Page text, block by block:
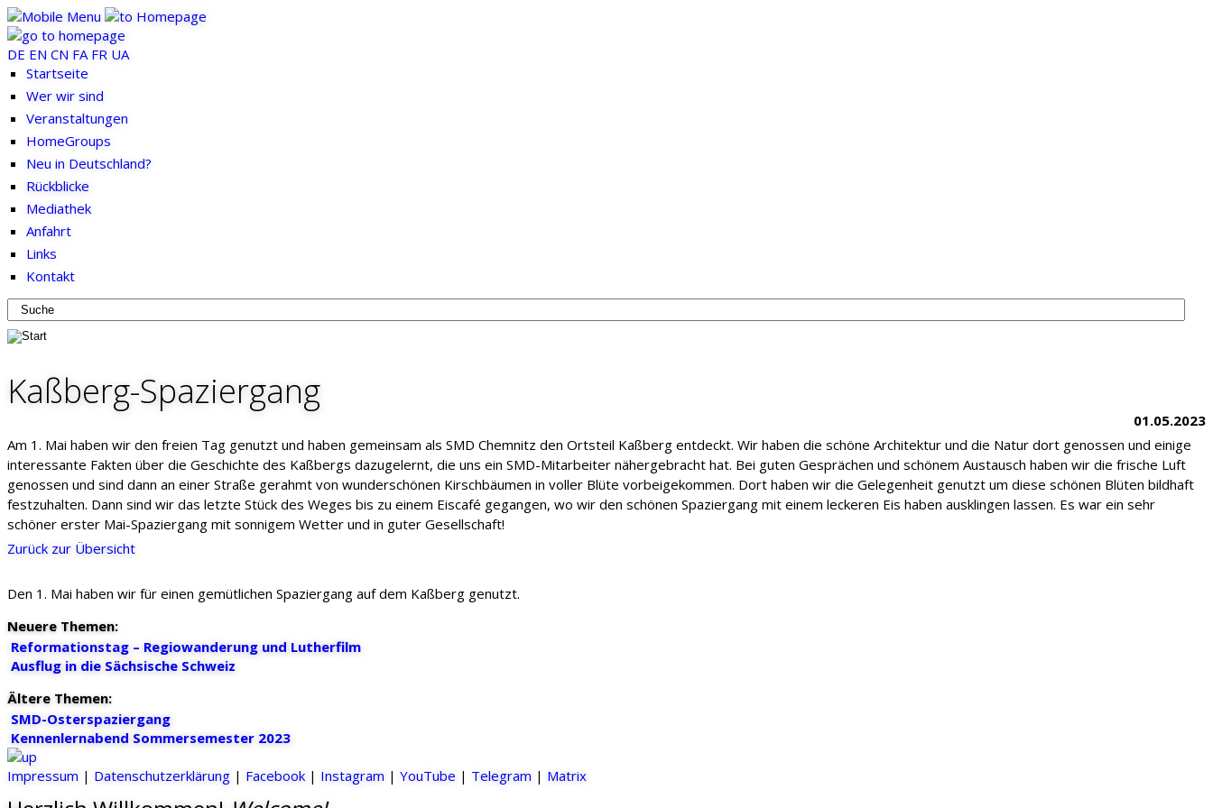
DE EN CN FA FR UA
Startseite
Wer wir sind
Veranstaltungen
HomeGroups
Neu in Deutschland?
Rückblicke
Mediathek
Anfahrt
Links
Kontakt
Kaßberg-Spaziergang
01.05.2023
Am 1. Mai haben wir den freien Tag genutzt und haben gemeinsam als SMD Chemnitz den Ortsteil Kaßberg entdeckt. Wir haben die schöne Architektur und die Natur dort genossen und einige
interessante Fakten über die Geschichte des Kaßbergs dazugelernt, die uns ein SMD-Mitarbeiter nähergebracht hat. Bei guten Gesprächen und schönem Austausch haben wir die frische Luft
genossen und sind dann an einer Straße gerahmt von wunderschönen Kirschbäumen in voller Blüte vorbeigekommen. Dort haben wir die Gelegenheit genutzt um diese schönen Blüten bildhaft
festzuhalten. Dann sind wir das letzte Stück des Weges bis zu einem Eiscafé gegangen, wo wir den schönen Spaziergang mit einem leckeren Eis haben ausklingen lassen. Es war ein sehr
schöner erster Mai-Spaziergang mit sonnigem Wetter und in guter Gesellschaft!
Zurück zur Übersicht
Den 1. Mai haben wir für einen gemütlichen Spaziergang auf dem Kaßberg genutzt.
Neuere Themen:
Reformationstag – Regiowanderung und Lutherfilm
Ausflug in die Sächsische Schweiz
Ältere Themen:
SMD-Osterspaziergang
Kennenlernabend Sommersemester 2023
Impressum | Datenschutzerklärung | Facebook| Instagram | YouTube | Telegram | Matrix